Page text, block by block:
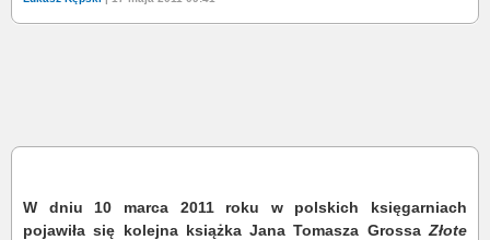
W dniu 10 marca 2011 roku w polskich księgarniach
pojawiła się kolejna książka Jana Tomasza Grossa Złote